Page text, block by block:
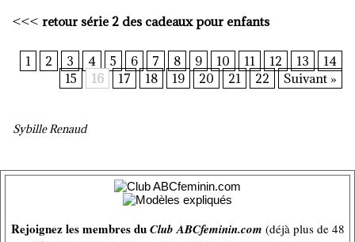
<<< retour série 2 des cadeaux pour enfants
1 2 3 4 5 6 7 8 9 10 11 12 13
14
15
16 17 18 19 20 21 22 Suivant »
Sybille Renaud
Rejoignez les membres duClub ABCfeminin.com (déjà plus de 48